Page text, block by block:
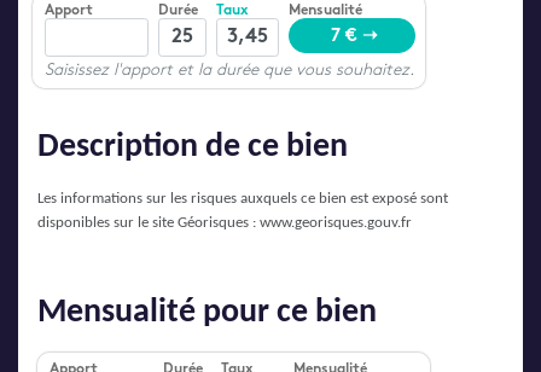
Description de ce bien
Les informations sur les risques auxquels ce bien est exposé sont
disponibles sur le site Géorisques : www.georisques.gouv.fr
Mensualité pour ce bien